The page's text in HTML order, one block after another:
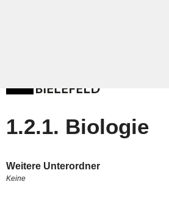
1.2.1. Biologie
Weitere Unterordner
Keine